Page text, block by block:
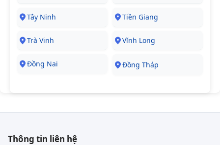
Tây Ninh Tiền Giang
Trà Vinh Vĩnh Long
Đồng Nai Đồng Tháp
Thông tin liên hệ